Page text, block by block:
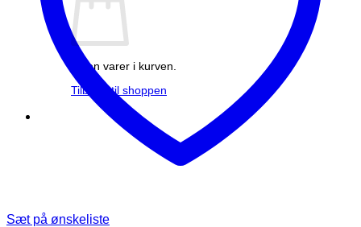
Ingen varer i kurven.
Tilbage til shoppen
Sæt på ønskeliste